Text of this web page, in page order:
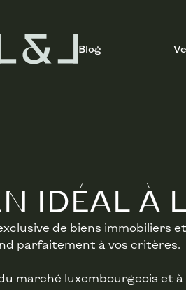
Blog
IDÉAL À
de biens immobiliers
parfaitement à vos critères.
marché luxembourgeois et